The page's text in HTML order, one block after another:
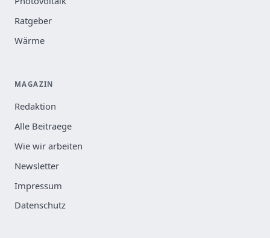
Ratgeber
Wärme
MAGAZIN
Redaktion
Alle Beitraege
Wie wir arbeiten
Newsletter
Impressum
Datenschutz